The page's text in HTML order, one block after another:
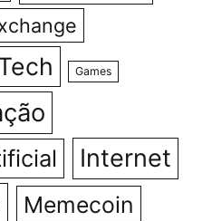
Games
Internet
Memecoin